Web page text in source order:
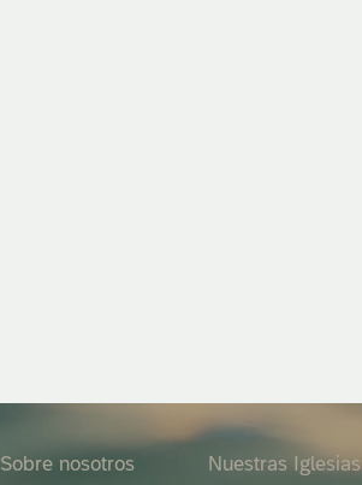
Sobre nosotros
Nuestras Iglesias